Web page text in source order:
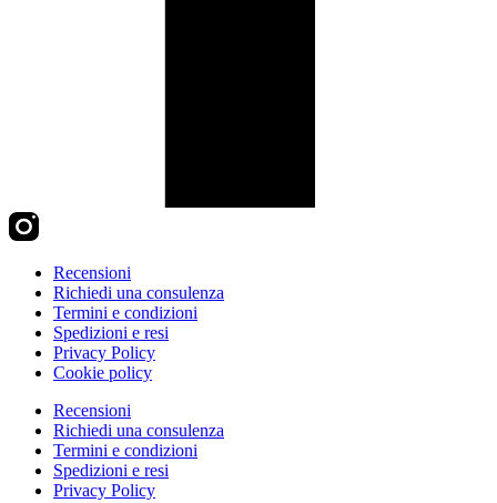
Recensioni
Richiedi una consulenza
Termini e condizioni
Spedizioni e resi
Privacy Policy
Cookie policy
Recensioni
Richiedi una consulenza
Termini e condizioni
Spedizioni e resi
Privacy Policy